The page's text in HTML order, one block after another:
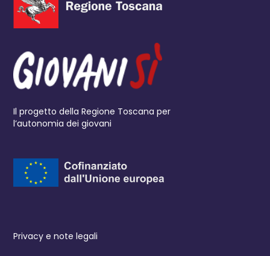
Il progetto della Regione Toscana per
l’autonomia dei giovani
Privacy e note legali